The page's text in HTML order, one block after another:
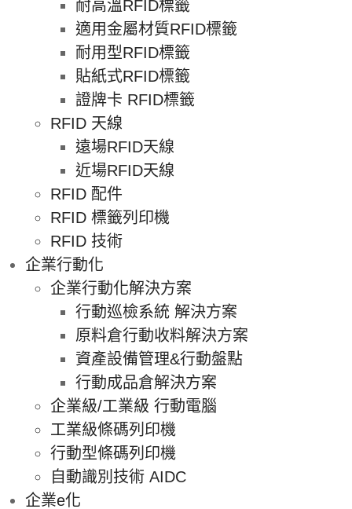
耐高溫RFID標籤
適用金屬材質RFID標籤
耐用型RFID標籤
貼紙式RFID標籤
證牌卡 RFID標籤
RFID 天線
遠場RFID天線
近場RFID天線
RFID 配件
RFID 標籤列印機
RFID 技術
企業行動化
企業行動化解決方案
行動巡檢系統 解決方案
原料倉行動收料解決方案
資產設備管理&行動盤點
行動成品倉解決方案
企業級/工業級 行動電腦
工業級條碼列印機
行動型條碼列印機
自動識別技術 AIDC
企業e化